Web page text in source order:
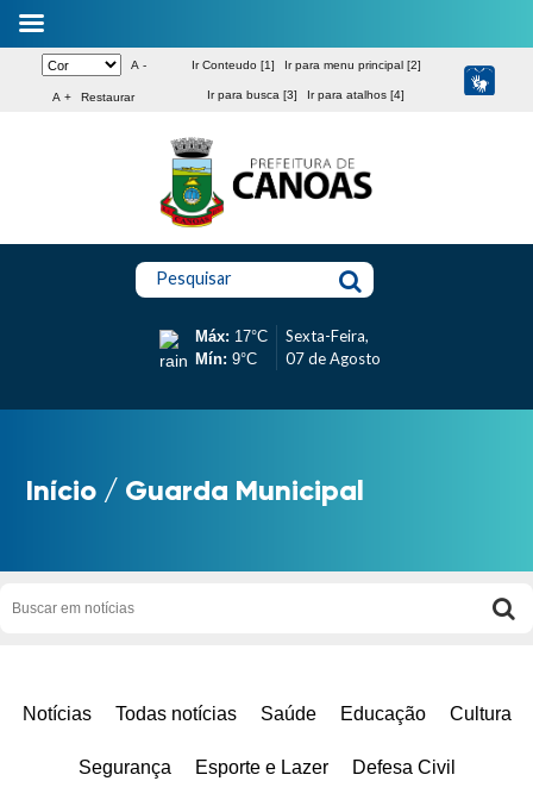
A -
A + Restaurar
Ir Conteudo [1] Ir para menu principal [2]
Ir para busca [3] Ir para atalhos [4]
Pesquisar
Máx: 17°C
Mín: 9°C
Sexta-Feira,
07 de Agosto
Início / Guarda Municipal
Notícias Todas notícias Saúde Educação Cultura
Segurança Esporte e Lazer Defesa Civil